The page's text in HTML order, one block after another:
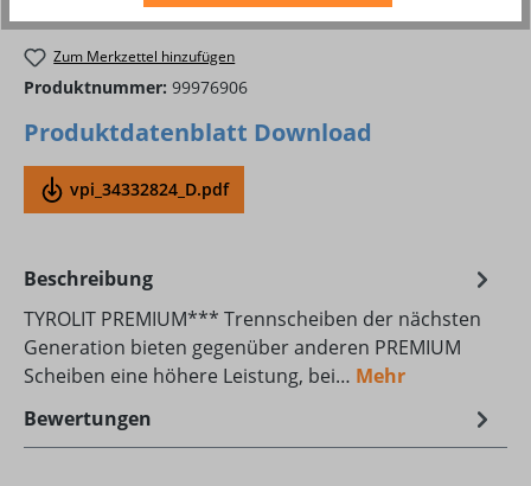
Zum Merkzettel hinzufügen
Produktnummer: 99976906
Produktdatenblatt Download
vpi_34332824_D.pdf
Beschreibung
TYROLIT PREMIUM*** Trennscheiben der nächsten
Generation bieten gegenüber anderen PREMIUM
Scheiben eine höhere Leistung, bei… Mehr
Bewertungen